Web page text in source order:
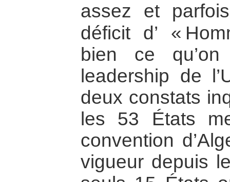
assez et
déficit d’ «
bien ce
leadership de
deux constats
les 53 États
convention
vigueur depuis